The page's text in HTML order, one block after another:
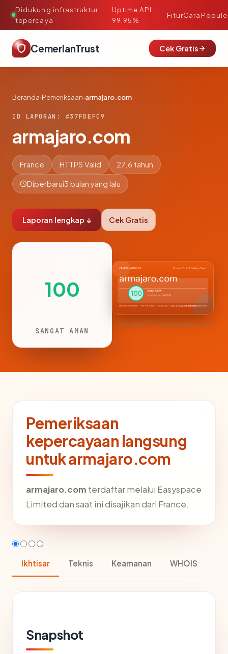
Didukung infrastruktur
tepercaya
·
Uptime API:
99.95%
FiturCara
CemerlanTrust Cek Gratis
Beranda›Pemeriksaan›armajaro.com
ID LAPORAN: #37FDEFC9
armajaro.com
France HTTPS Valid 27.6 tahun
Diperbarui3 bulan yang lalu
Laporan lengkap ↓ Cek Gratis
100
SANGAT AMAN
CemerlanTrust · armajaro.com
Pemeriksaan
kepercayaan langsung
untuk armajaro.com
armajaro.com terdaftar melalui Easyspace
Limited dan saat ini disajikan dari France.
Ikhtisar Teknis Keamanan WHOIS
Snapshot